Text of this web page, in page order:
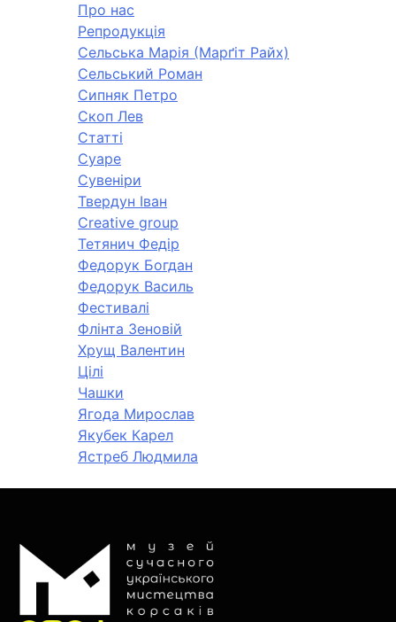
Про нас
Репродукція
Сельська Марія (Марґіт Райх)
Сельський Роман
Сипняк Петро
Скоп Лев
Статті
Суаре
Сувеніри
Твердун Іван
Creative group
Тетянич Федір
Федорук Богдан
Федорук Василь
Фестивалі
Флінта Зеновій
Хрущ Валентин
Цілі
Чашки
Ягода Мирослав
Якубек Карел
Ястреб Людмила